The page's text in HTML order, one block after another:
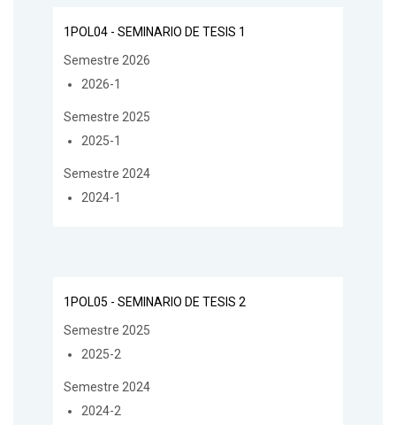
1POL04 - SEMINARIO DE TESIS 1
Semestre 2026
2026-1
Semestre 2025
2025-1
Semestre 2024
2024-1
1POL05 - SEMINARIO DE TESIS 2
Semestre 2025
2025-2
Semestre 2024
2024-2